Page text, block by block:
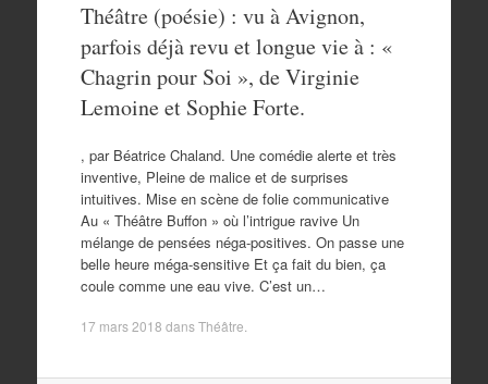
Théâtre (poésie) : vu à Avignon,
parfois déjà revu et longue vie à : «
Chagrin pour Soi », de Virginie
Lemoine et Sophie Forte.
, par Béatrice Chaland. Une comédie alerte et très
inventive, Pleine de malice et de surprises
intuitives. Mise en scène de folie communicative
Au « Théâtre Buffon » où l’intrigue ravive Un
mélange de pensées néga-positives. On passe une
belle heure méga-sensitive Et ça fait du bien, ça
coule comme une eau vive. C’est un…
17 mars 2018 dansThéâtre